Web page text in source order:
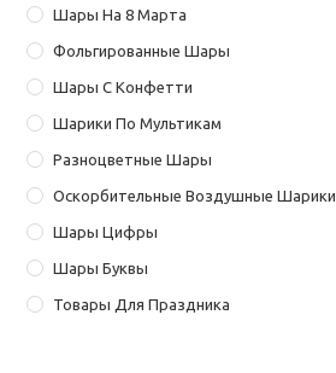
Шары На 8 Марта
Фольгированные Шары
Шары С Конфетти
Шарики По Мультикам
Разноцветные Шары
Оскорбительные Воздушные Шарики
Шары Цифры
Шары Буквы
Товары Для Праздника